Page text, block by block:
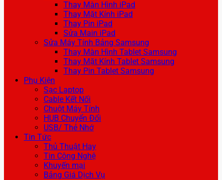
Thay Màn Hình iPad
Thay Mặt Kính iPad
Thay Pin iPad
Sửa Main iPad
Sửa Máy Tính Bảng Samsung
Thay Màn Hình Tablet Samsung
Thay Mặt Kính Tablet Samsung
Thay Pin Tablet Samsung
Phụ Kiện
Sạc Laptop
Cable Kết Nối
Chuột Máy Tính
HUB Chuyển Đổi
USB/ Thẻ Nhớ
Tin Tức
Thủ Thuật Hay
Tin Công Nghệ
Khuyến mại
Bảng Giá Dịch Vụ